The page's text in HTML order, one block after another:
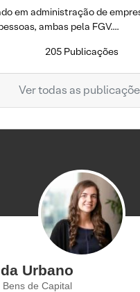
em administração de
ambas pela FGV....
205 Publicações
Ver todas as
Urbano
de Capital